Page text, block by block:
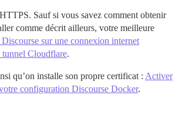
Sauf si vous savez comment obtenir
comme décrit ailleurs, votre meilleure
sur une connexion internet
tunnel Cloudflare.
qu’on installe son propre certificat : Activer
configuration Discourse Docker.